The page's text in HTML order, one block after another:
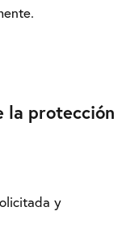
la protección
y